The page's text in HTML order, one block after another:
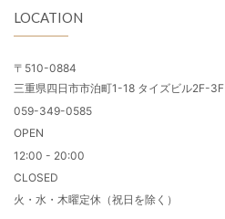
LOCATION
〒510-0884
三重県四日市市泊町1-18 タイズビル2F-3F
059-349-0585
OPEN
12:00 - 20:00
CLOSED
火・水・木曜定休（祝日を除く）